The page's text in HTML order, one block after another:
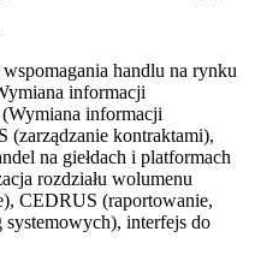
handlu na rynku
informacji
informacji
kontraktami),
na giełdach i platformach
rozdziału wolumenu
CEDRUS (raportowanie,
systemowych), interfejs do